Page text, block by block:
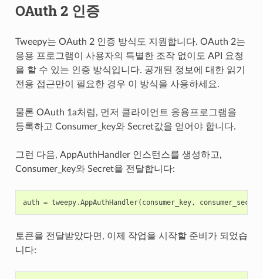
OAuth 2 인증
Tweepy는 OAuth 2 인증 방식도 지원합니다. OAuth 2는
응용 프로그램이 사용자의 특별한 조작 없이도 API 요청
을 할 수 있는 인증 방식입니다. 공개된 정보에 대한 읽기
전용 접근만이 필요한 경우 이 방식을 사용하세요.
물론 OAuth 1a처럼, 먼저 클라이언트 응용프로그램을
등록하고 Consumer_key와 Secret값을 얻어야 합니다.
그런 다음, AppAuthHandler 인스턴스를 생성하고,
Consumer_key와 Secret을 전달합니다:
auth = tweepy.AppAuthHandler( consumer_key, consumer_secret
토큰을 전달받았다면, 이제 작업을 시작할 준비가 되었습
니다: